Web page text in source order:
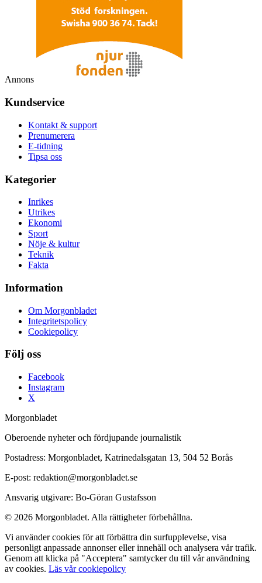
Annons
Kundservice
Kontakt & support
Prenumerera
E-tidning
Tipsa oss
Kategorier
Inrikes
Utrikes
Ekonomi
Sport
Nöje & kultur
Teknik
Fakta
Information
Om Morgonbladet
Integritetspolicy
Cookiepolicy
Följ oss
Facebook
Instagram
X
Morgonbladet
Oberoende nyheter och fördjupande journalistik
Postadress: Morgonbladet, Katrinedalsgatan 13, 504 52 Borås
E-post: redaktion@morgonbladet.se
Ansvarig utgivare: Bo-Göran Gustafsson
© 2026 Morgonbladet. Alla rättigheter förbehållna.
Vi använder cookies för att förbättra din surfupplevelse, visa
personligt anpassade annonser eller innehåll och analysera vår trafik.
Genom att klicka på "Acceptera" samtycker du till vår användning
av cookies. Läs vår cookiepolicy